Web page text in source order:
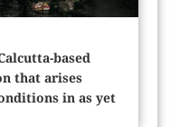
based
that arises
in as yet